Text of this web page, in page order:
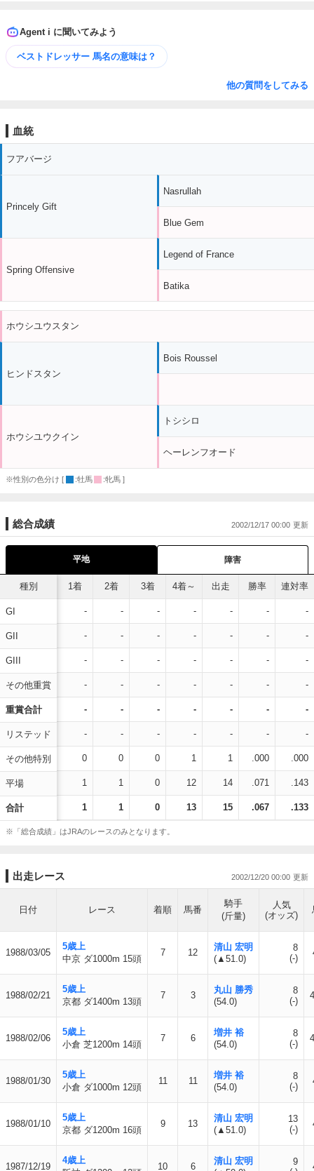
Agent i に聞いてみよう
ベストドレッサー 馬名の意味は？
他の質問をしてみる
血統
フアバージ
Princely Gift
Spring Offensive
Nasrullah
Blue Gem
Legend of France
Batika
ホウシユウスタン
ヒンドスタン
ホウシユウクイン
Bois Roussel
トシシロ
ヘーレンフオード
※性別の色分け [ :牡馬 :牝馬 ]
総合成績 2002/12/17 00:00
平地 障害
種別
GI
GII
GIII
その他重賞
重賞合計
リステッド
その他特別
平場
合計
1着 2着 3着 4着～ 出走 勝率 連対率
- - - - - - -
- - - - - - -
- - - - - - -
- - - - - - -
- - - - - - -
- - - - - - -
0 0 0 1 1 .000 .000
1 1 0 12 14 .071 .143
1 1 0 13 15 .067 .133
※「総合成績」はJRAのレースのみとなります。
出走レース 2002/12/20 00:00
日付 レース 着順 馬番
騎手
(斤量)
人気
(オッズ)
1988/03/05
5歳上
中京 ダ1000m 15頭
7 12
清山 宏明
(▲51.0)
8
(-)
1988/02/21
5歳上
京都 ダ1400m 13頭
7 3
丸山 勝秀
(54.0)
8
(-)
1988/02/06
5歳上
小倉 芝1200m 14頭
7 6
増井 裕
(54.0)
8
(-)
1988/01/30
5歳上
小倉 ダ1000m 12頭
11 11
増井 裕
(54.0)
8
(-)
1988/01/10
5歳上
京都 ダ1200m 16頭
9 13
清山 宏明
(▲51.0)
13
(-)
1987/12/19
4歳上
10 6
清山 宏明
9